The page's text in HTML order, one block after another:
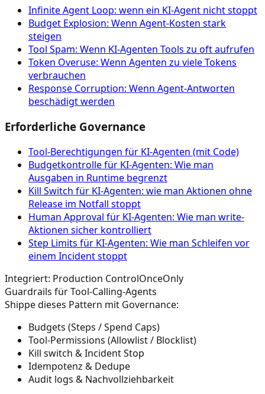
Infinite Agent Loop: wenn ein KI-Agent nicht stoppt
Budget Explosion: Wenn Agent-Kosten stark
steigen
Tool Spam: Wenn KI-Agenten Tools zu oft aufrufen
Token Overuse: Wenn Agenten zu viele Tokens
verbrauchen
Response Corruption: Wenn Agent-Antworten
beschädigt werden
Erforderliche Governance
Tool‑Berechtigungen für KI‑Agenten (mit Code)
Budgetkontrolle für KI-Agenten: Wie man
Ausgaben in Runtime begrenzt
Kill Switch für KI-Agenten: wie man Aktionen ohne
Release im Notfall stoppt
Human Approval für KI-Agenten: Wie man write-
Aktionen sicher kontrolliert
Step Limits für KI-Agenten: Wie man Schleifen vor
einem Incident stoppt
Integriert: Production ControlOnceOnly
Guardrails für Tool-Calling-Agents
Shippe dieses Pattern mit Governance:
Budgets (Steps / Spend Caps)
Tool-Permissions (Allowlist / Blocklist)
Kill switch & Incident Stop
Idempotenz & Dedupe
Audit logs & Nachvollziehbarkeit